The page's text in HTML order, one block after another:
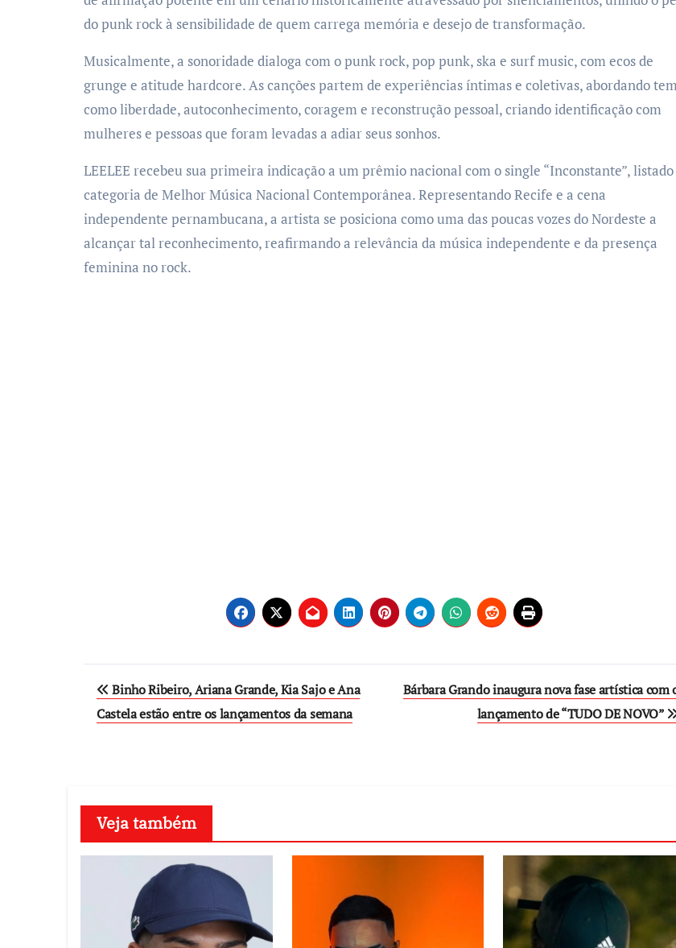
do punk rock à sensibilidade de quem carrega memória e desejo de transformação.
Musicalmente, a sonoridade dialoga com o punk rock, pop punk, ska e surf music, com ecos de
grunge e atitude hardcore. As canções partem de experiências íntimas e coletivas, abordando
como liberdade, autoconhecimento, coragem e reconstrução pessoal, criando identificação com
mulheres e pessoas que foram levadas a adiar seus sonhos.
LEELEE recebeu sua primeira indicação a um prêmio nacional com o single “Inconstante”, listado
categoria de Melhor Música Nacional Contemporânea. Representando Recife e a cena
independente pernambucana, a artista se posiciona como uma das poucas vozes do Nordeste a
alcançar tal reconhecimento, reafirmando a relevância da música independente e da presença
feminina no rock.
Post
navigation
Binho Ribeiro, Ariana Grande, Kia Sajo e Ana
Castela estão entre os lançamentos da semana
Bárbara Grando inaugura nova fase artística com
lançamento de “TUDO DE NOVO”
Veja também